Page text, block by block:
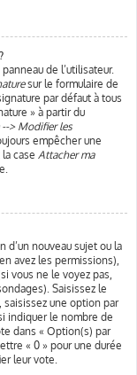
de l’utilisateur.
sur le formulaire de
par défaut à tous
» à partir du
--> Modifier les
empêcher une
case Attacher ma
d’un nouveau sujet ou la
avez les permissions),
vous ne le voyez pas,
Saisissez le
une option par
indiquer le nombre de
dans « Option(s) par
« 0 » pour une durée
leur vote.